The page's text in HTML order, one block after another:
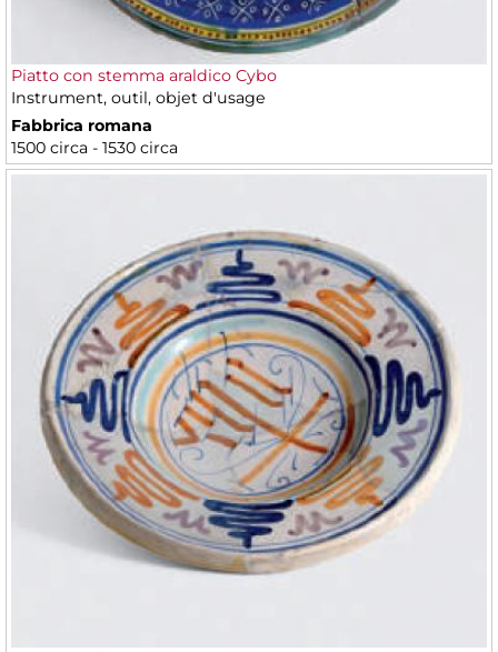
Piatto con stemma araldico Cybo
Instrument, outil, objet d'usage
Fabbrica romana
1500 circa - 1530 circa